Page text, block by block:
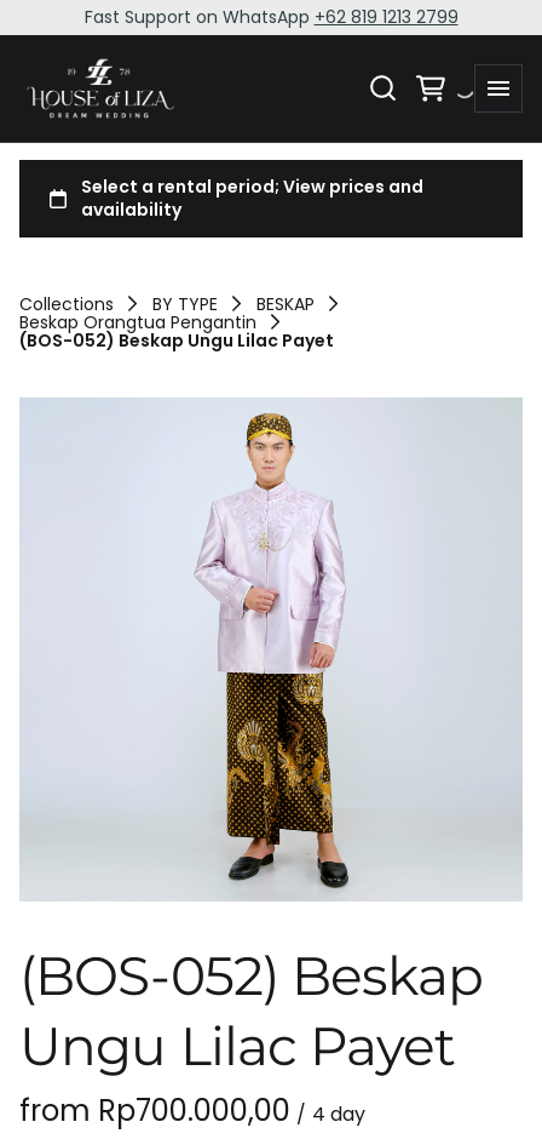
Fast Support on WhatsApp +62 819 1213 2799
Collections BY TYPE BESKAP
Beskap Orangtua Pengantin
(BOS-052) Beskap Ungu Lilac Payet
(BOS-052) Beskap
Ungu Lilac Payet
/